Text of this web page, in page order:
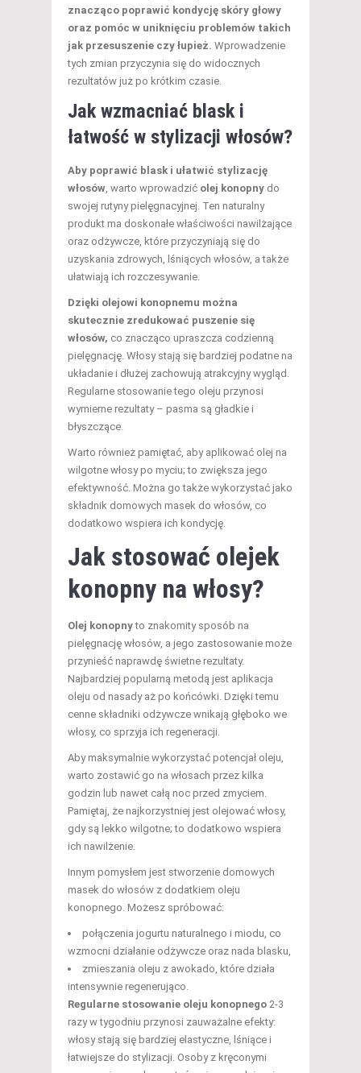
znacząco poprawić kondycję skóry głowy
oraz pomóc w uniknięciu problemów takich
jak przesuszenie czy łupież. Wprowadzenie
tych zmian przyczynia się do widocznych
rezultatów już po krótkim czasie.
Jak wzmacniać blask i
łatwość w stylizacji włosów?
Aby poprawić blask i ułatwić stylizację
włosów , warto wprowadzić olej konopny do
swojej rutyny pielęgnacyjnej. Ten naturalny
produkt ma doskonałe właściwości nawilżające
oraz odżywcze, które przyczyniają się do
uzyskania zdrowych, lśniących włosów, a także
ułatwiają ich rozczesywanie.
Dzięki olejowi konopnemu można
skutecznie zredukować puszenie się
włosów, co znacząco upraszcza codzienną
pielęgnację. Włosy stają się bardziej podatne na
układanie i dłużej zachowują atrakcyjny wygląd.
Regularne stosowanie tego oleju przynosi
wymierne rezultaty – pasma są gładkie i
błyszczące.
Warto również pamiętać, aby aplikować olej na
wilgotne włosy po myciu; to zwiększa jego
efektywność. Można go także wykorzystać jako
składnik domowych masek do włosów, co
dodatkowo wspiera ich kondycję.
Jak stosować olejek
konopny na włosy?
Olej konopnyto znakomity sposób na
pielęgnację włosów, a jego zastosowanie może
przynieść naprawdę świetne rezultaty.
Najbardziej popularną metodą jest aplikacja
oleju od nasady aż po końcówki. Dzięki temu
cenne składniki odżywcze wnikają głęboko we
włosy, co sprzyja ich regeneracji.
Aby maksymalnie wykorzystać potencjał oleju,
warto zostawić go na włosach przez kilka
godzin lub nawet całą noc przed zmyciem.
Pamiętaj, że najkorzystniej jest olejować włosy,
gdy są lekko wilgotne; to dodatkowo wspiera
ich nawilżenie.
Innym pomysłem jest stworzenie domowych
masek do włosów z dodatkiem oleju
konopnego. Możesz spróbować:
połączenia jogurtu naturalnego i miodu, co
wzmocni działanie odżywcze oraz nada blasku,
zmieszania oleju z awokado, które działa
intensywnie regenerująco.
Regularne stosowanie oleju konopnego 2-3
razy w tygodniu przynosi zauważalne efekty:
włosy stają się bardziej elastyczne, lśniące i
łatwiejsze do stylizacji. Osoby z kręconymi